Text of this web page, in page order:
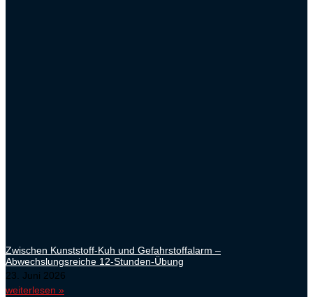
Zwischen Kunststoff-Kuh und Gefahrstoffalarm –
Abwechslungsreiche 12-Stunden-Übung
23. Juni 2026
weiterlesen »